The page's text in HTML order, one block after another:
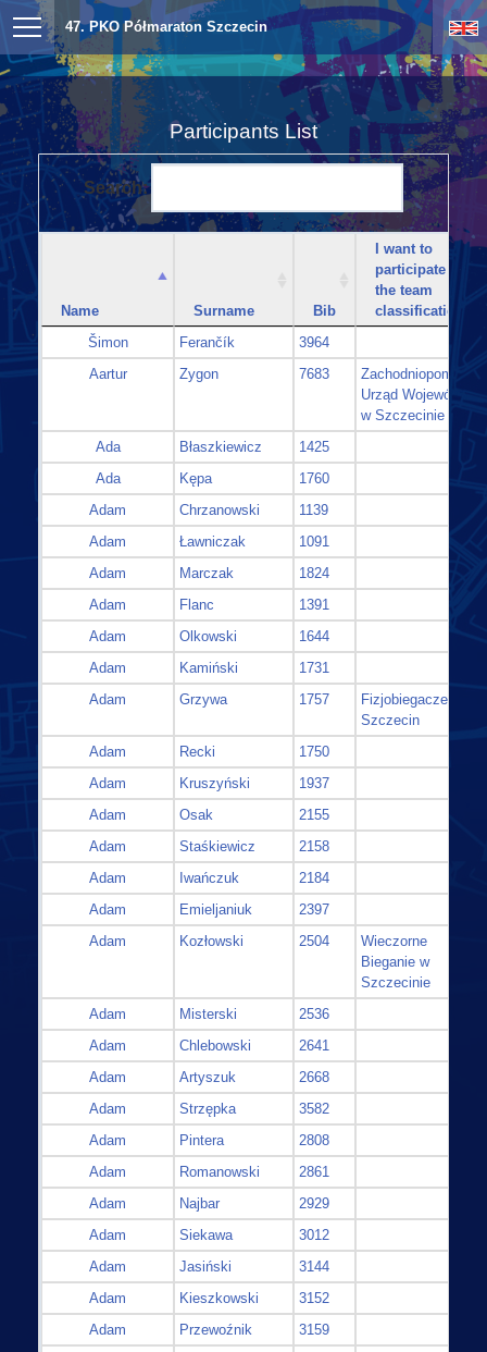
47. PKO Półmaraton Szczecin
Participants List
Search:
Name Surname Bib
I want to
participate in
the team
classification
Šimon
Ferančík
3964
Aartur
Zygon 7683
Zachodniopomorski
Urząd Wojewódzki
w Szczecinie
Ada
Błaszkiewicz
1425
Ada
Kępa
1760
Adam
Chrzanowski
1139
Adam
Ławniczak
1091
Adam
Marczak
1824
Adam
Flanc
1391
Adam
Olkowski
1644
Adam
Kamiński
1731
Adam
Grzywa 1757
Fizjobiegacze
Szczecin
Adam
Recki
1750
Adam
Kruszyński
1937
Adam
Osak
2155
Adam
Staśkiewicz
2158
Adam
Iwańczuk
2184
Adam
Emieljaniuk
2397
Adam
Kozłowski 2504
Wieczorne
Bieganie w
Szczecinie
Adam
Misterski
2536
Adam
Chlebowski
2641
Adam
Artyszuk
2668
Adam
Strzępka
3582
Adam
Pintera
2808
Adam
Romanowski
2861
Adam
Najbar
2929
Adam
Siekawa
3012
Adam
Jasiński
3144
Adam
Kieszkowski
3152
Adam
Przewoźnik
3159